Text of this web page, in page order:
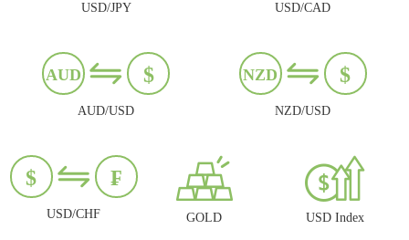
USD/JPY USD/CAD
AUD $
AUD/USD
NZD $
NZD/USD
$ ₣
USD/CHF GOLD USD Index